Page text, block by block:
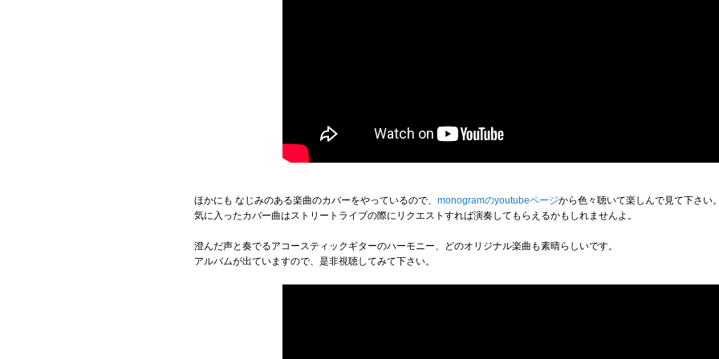
ほかにも なじみのある楽曲のカバーをやっているので、 monogramのyoutubeページから色々聴いて楽しんで見て下さい
気に入ったカバー曲はストリートライブの際にリクエストすれば演奏してもらえるかもしれませんよ。
澄んだ声と奏でるアコースティックギターのハーモニー、どのオリジナル楽曲も素晴らしいです。
アルバムが出ていますので、是非視聴してみて下さい。